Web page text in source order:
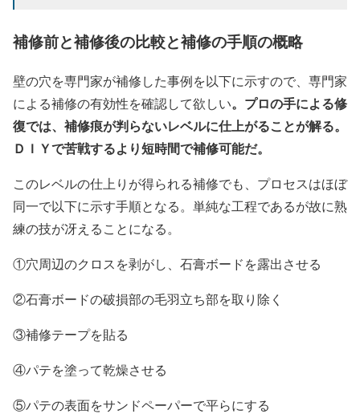
補修前と補修後の比較と補修の手順の概略
壁の穴を専門家が補修した事例を以下に示すので、専門家
による補修の有効性を確認して欲しい。プロの手による修
復では、補修痕が判らないレベルに仕上がることが解る。
ＤＩＹで苦戦するより短時間で補修可能だ。
このレベルの仕上りが得られる補修でも、プロセスはほぼ
同一で以下に示す手順となる。単純な工程であるが故に熟
練の技が冴えることになる。
①穴周辺のクロスを剥がし、石膏ボードを露出させる
②石膏ボードの破損部の毛羽立ち部を取り除く
③補修テープを貼る
④パテを塗って乾燥させる
⑤パテの表面をサンドペーパーで平らにする